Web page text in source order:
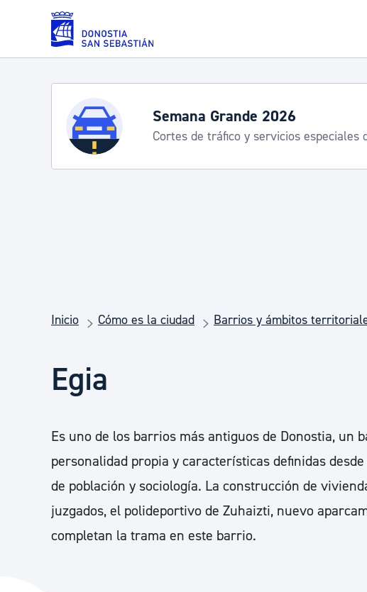
Saltar al contenido principal
Servicios
Padrón y asuntos personales
Seguridad ciudadana y emergencias
Salud Pública, animales y consumo
Infancia y juventud
Participación ciudadana y asociacionismo
Deporte
Temporada playas
Información práctica
Inicio Cómo es la ciudad Barrios y ámbitos
Egia
Es uno de los barrios más antiguos de Donostia, un
personalidad propia y características definidas
de población y sociología. La construcción de
juzgados, el polideportivo de Zuhaizti, nuevo
completan la trama en este barrio.